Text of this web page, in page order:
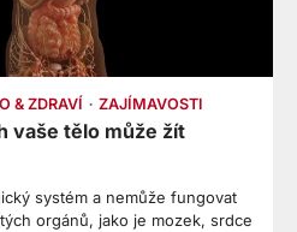
& ZDRAVÍ ZAJÍMAVOSTI
vaše tělo může žít
systém a nemůže fungovat
orgánů, jako je mozek, srdce